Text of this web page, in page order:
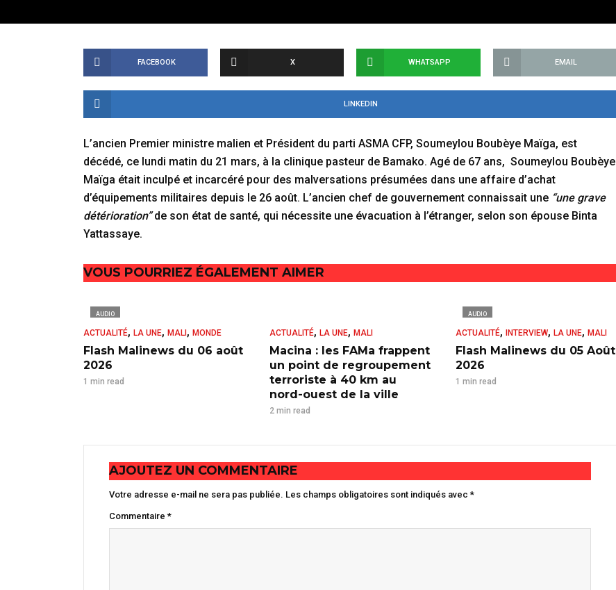
FACEBOOK X WHATSAPP EMAIL
LINKEDIN
L’ancien Premier ministre malien et Président du parti ASMA CFP, Soumeylou Boubèye Maïga, est
décédé, ce lundi matin du 21 mars, à la clinique pasteur de Bamako. Agé de 67 ans, Soumeylou Boubèye
Maïga était inculpé et incarcéré pour des malversations présumées dans une affaire d’achat
d’équipements militaires depuis le 26 août. L’ancien chef de gouvernement connaissait une “une grave
détérioration”de son état de santé, qui nécessite une évacuation à l’étranger, selon son épouse Binta
Yattassaye.
VOUS POURRIEZ ÉGALEMENT AIMER
AUDIO
ACTUALITÉ, LA UNE, MALI , MONDE
Flash Malinews du 06 août
2026
1 min read
ACTUALITÉ, LA UNE, MALI
Macina : les FAMa frappent
un point de regroupement
terroriste à 40 km au
nord-ouest de la ville
2 min read
AUDIO
ACTUALITÉ, INTERVIEW, LA UNE, MALI
Flash Malinews du 05 Août
2026
1 min read
AJOUTEZ UN COMMENTAIRE
Votre adresse e-mail ne sera pas publiée. Les champs obligatoires sont indiqués avec *
Commentaire *